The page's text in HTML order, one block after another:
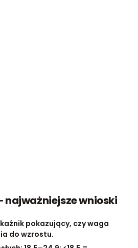
najważniejsze wnioski
pokazujący, czy waga
do wzrostu.